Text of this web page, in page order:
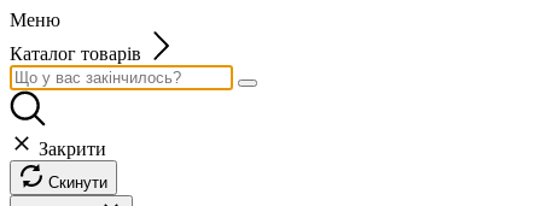
Меню
Каталог товарів
Закрити
Скинути